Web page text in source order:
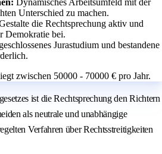
Dynamisches Arbeitsumfeld mit der
Unterschied zu machen.
die Rechtsprechung aktiv und
Demokratie bei.
Jurastudium und bestandene
zwischen 50000 - 70000 € pro Jahr.
ist die Rechtsprechung den Richtern
als neutrale und unabhängige
Verfahren über Rechtsstreitigkeiten